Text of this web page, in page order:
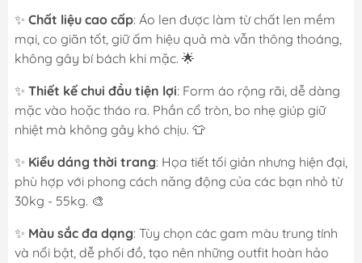
✨ Chất liệu cao cấp: Áo len được làm từ chất len mềm
mại, co giãn tốt, giữ ấm hiệu quả mà vẫn thông thoáng,
không gây bí bách khi mặc. 🌟
✨ Thiết kế chui đầu tiện lợi: Form áo rộng rãi, dễ dàng
mặc vào hoặc tháo ra. Phần cổ tròn, bo nhẹ giúp giữ
nhiệt mà không gây khó chịu. 👕
✨ Kiểu dáng thời trang: Họa tiết tối giản nhưng hiện đại,
phù hợp với phong cách năng động của các bạn nhỏ từ
30kg - 55kg. 🎨
✨ Màu sắc đa dạng: Tùy chọn các gam màu trung tính
và nổi bật, dễ phối đồ, tạo nên những outfit hoàn hảo